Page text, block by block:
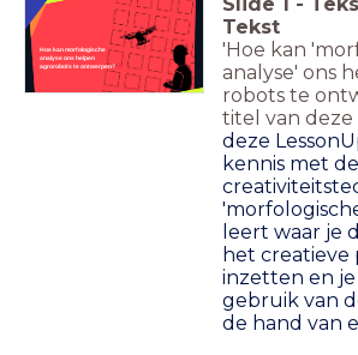
Hoe kan morfologische
analyse ons helpen
agrorobots te ontwerpen?
Tekst
'Hoe kan
analyse' ons
robots te
titel van deze
deze
kennis met de
leert waar je
het creatieve
inzetten en
gebruik van
de hand van